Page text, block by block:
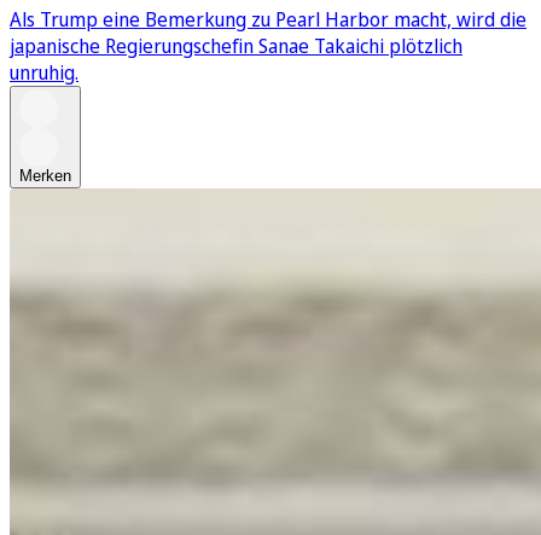
Als Trump eine Bemerkung zu Pearl Harbor macht, wird die
japanische Regierungschefin Sanae Takaichi plötzlich
unruhig.
Merken